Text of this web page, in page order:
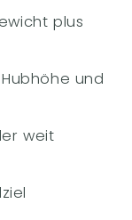
plus
und
weit